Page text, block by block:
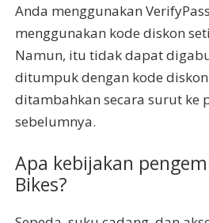
Anda menggunakan
menggunakan kode diskon
Namun, itu tidak dapat
ditumpuk dengan kode
ditambahkan secara surut ke
sebelumnya.
Apa kebijakan
Bikes?